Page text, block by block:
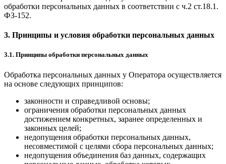
обработки персональных данных в соответствии с ч.2 ст.18.1.
ФЗ-152.
3. Принципы и условия обработки персональных данных
3.1. Принципы обработки персональных данных
Обработка персональных данных у Оператора осуществляется
на основе следующих принципов:
законности и справедливой основы;
ограничения обработки персональных данных
достижением конкретных, заранее определенных и
законных целей;
недопущения обработки персональных данных,
несовместимой с целями сбора персональных данных;
недопущения объединения баз данных, содержащих